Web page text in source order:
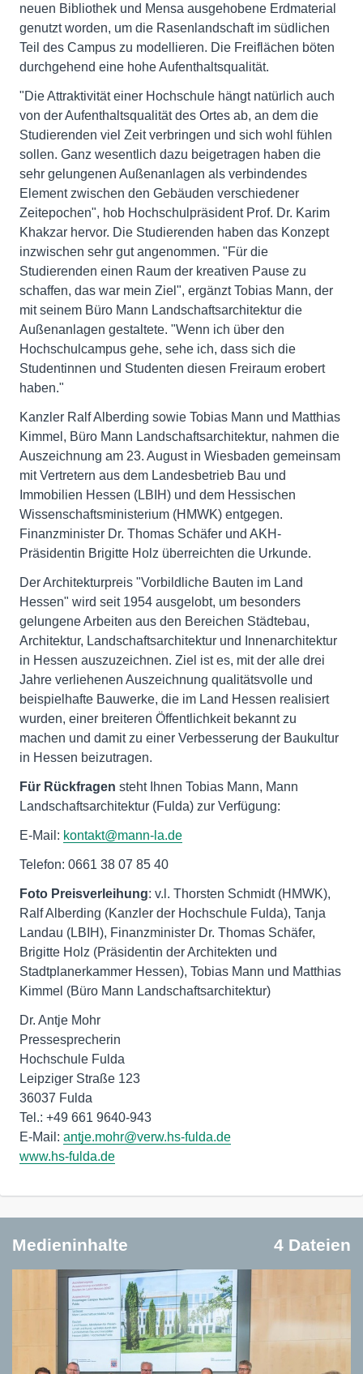
neuen Bibliothek und Mensa ausgehobene Erdmaterial
genutzt worden, um die Rasenlandschaft im südlichen
Teil des Campus zu modellieren. Die Freiflächen böten
durchgehend eine hohe Aufenthaltsqualität.
"Die Attraktivität einer Hochschule hängt natürlich auch
von der Aufenthaltsqualität des Ortes ab, an dem die
Studierenden viel Zeit verbringen und sich wohl fühlen
sollen. Ganz wesentlich dazu beigetragen haben die
sehr gelungenen Außenanlagen als verbindendes
Element zwischen den Gebäuden verschiedener
Zeitepochen", hob Hochschulpräsident Prof. Dr. Karim
Khakzar hervor. Die Studierenden haben das Konzept
inzwischen sehr gut angenommen. "Für die
Studierenden einen Raum der kreativen Pause zu
schaffen, das war mein Ziel", ergänzt Tobias Mann, der
mit seinem Büro Mann Landschaftsarchitektur die
Außenanlagen gestaltete. "Wenn ich über den
Hochschulcampus gehe, sehe ich, dass sich die
Studentinnen und Studenten diesen Freiraum erobert
haben."
Kanzler Ralf Alberding sowie Tobias Mann und Matthias
Kimmel, Büro Mann Landschaftsarchitektur, nahmen die
Auszeichnung am 23. August in Wiesbaden gemeinsam
mit Vertretern aus dem Landesbetrieb Bau und
Immobilien Hessen (LBIH) und dem Hessischen
Wissenschaftsministerium (HMWK) entgegen.
Finanzminister Dr. Thomas Schäfer und AKH-
Präsidentin Brigitte Holz überreichten die Urkunde.
Der Architekturpreis "Vorbildliche Bauten im Land
Hessen" wird seit 1954 ausgelobt, um besonders
gelungene Arbeiten aus den Bereichen Städtebau,
Architektur, Landschaftsarchitektur und Innenarchitektur
in Hessen auszuzeichnen. Ziel ist es, mit der alle drei
Jahre verliehenen Auszeichnung qualitätsvolle und
beispielhafte Bauwerke, die im Land Hessen realisiert
wurden, einer breiteren Öffentlichkeit bekannt zu
machen und damit zu einer Verbesserung der Baukultur
in Hessen beizutragen.
Für Rückfragen steht Ihnen Tobias Mann, Mann
Landschaftsarchitektur (Fulda) zur Verfügung:
E-Mail: kontakt@mann-la.de
Telefon: 0661 38 07 85 40
Foto Preisverleihung: v.l. Thorsten Schmidt (HMWK),
Ralf Alberding (Kanzler der Hochschule Fulda), Tanja
Landau (LBIH), Finanzminister Dr. Thomas Schäfer,
Brigitte Holz (Präsidentin der Architekten und
Stadtplanerkammer Hessen), Tobias Mann und Matthias
Kimmel (Büro Mann Landschaftsarchitektur)
Dr. Antje Mohr
Pressesprecherin
Hochschule Fulda
Leipziger Straße 123
36037 Fulda
Tel.: +49 661 9640-943
E-Mail: antje.mohr@verw.hs-fulda.de
www.hs-fulda.de
Medieninhalte 4 Dateien